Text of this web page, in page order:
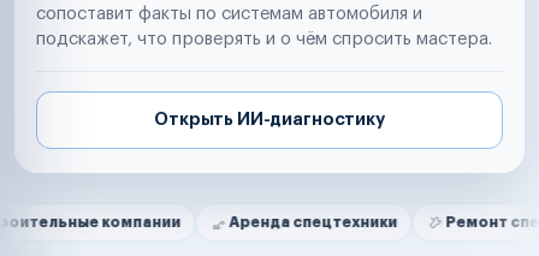
сопоставит факты по системам автомобиля и
подскажет, что проверять и о чём спросить мастера.
Открыть ИИ-диагностику
Нам доверяют
компании Аренда спецтехники Ремонт спецтехники
Маркетплейсы